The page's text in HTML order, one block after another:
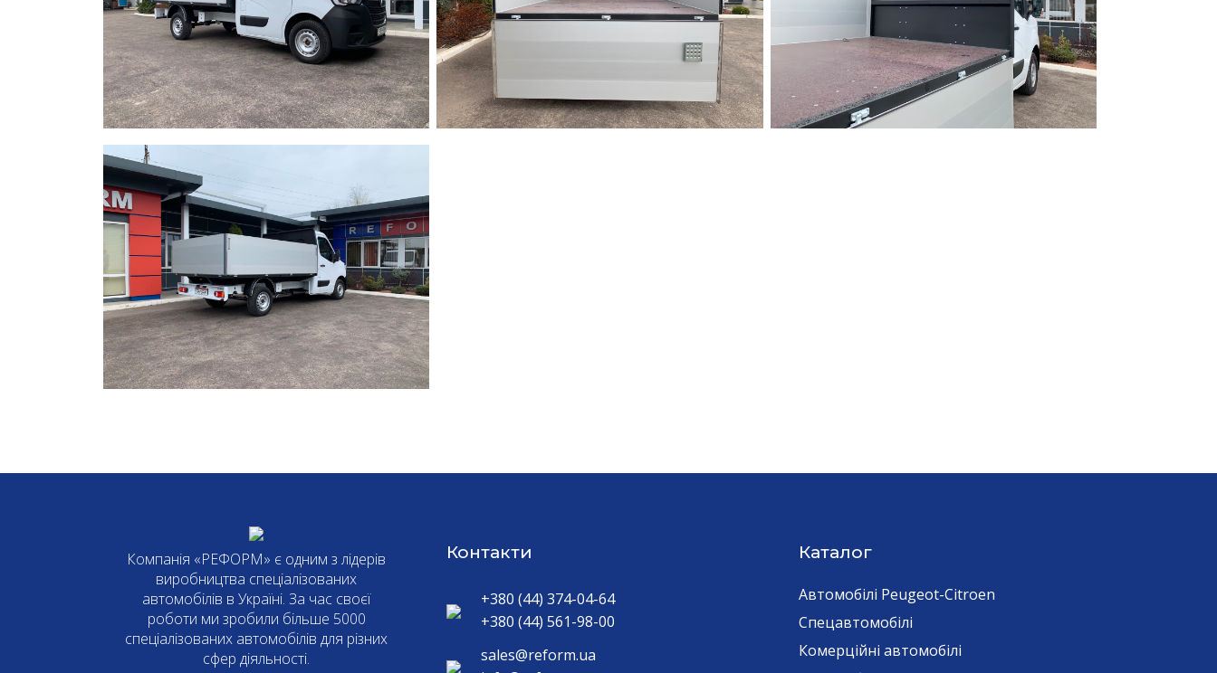
Компанія «РЕФОРМ» є одним з лідерів
виробництва спеціалізованих
автомобілів в Україні. За час своєї
роботи ми зробили більше 5000
спеціалізованих автомобілів для різних
сфер діяльності.
Контакти
+380 (44) 374-04-64
+380 (44) 561-98-00
sales@reform.ua
Каталог
Автомобілі Peugeot-Citroen
Спецавтомобілі
Комерційні автомобілі